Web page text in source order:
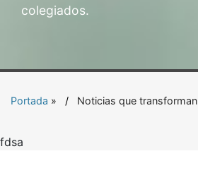
colegiados.
Portada » Noticias que transforman
fdsa